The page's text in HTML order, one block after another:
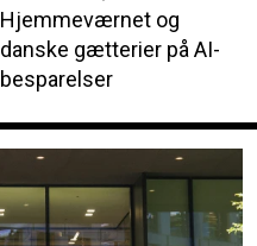
Hjemmeværnet og
danske gætterier på AI-
besparelser